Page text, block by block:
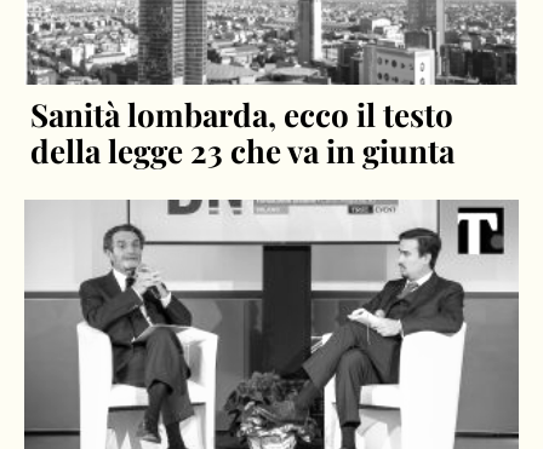
Sanità lombarda, ecco il testo
della legge 23 che va in giunta